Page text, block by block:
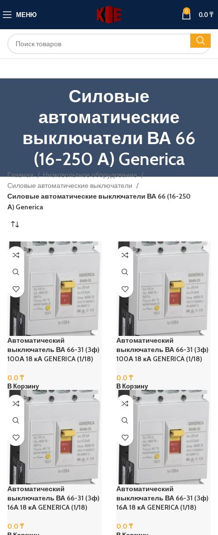
МЕНЮ 0 0.0₸
Силовые
автоматические
выключатели ВА 66
(16-250 А) Generica
Главная
Низковольтное оборудование
Силовые автоматические выключатели
Силовые автоматические выключатели ВА 66 (16-250
А) Generica
Автоматический
выключатель ВА 66-31 (3ф)
100А 18 кА GENERICA (1/18)
0.0 ₸
В Корзину
Автоматический
выключатель ВА 66-31 (3ф)
100А 18 кА GENERICA (1/18)
0.0 ₸
В Корзину
Автоматический
выключатель ВА 66-31 (3ф)
16А 18 кА GENERICA (1/18)
0.0 ₸
Автоматический
выключатель ВА 66-31 (3ф)
16А 18 кА GENERICA (1/18)
0.0 ₸